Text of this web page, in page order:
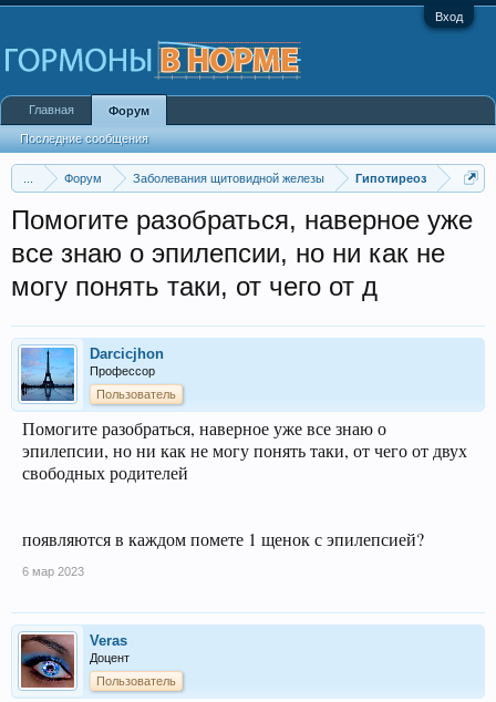
Вход
Форум Заболевания щитовидной железы Гипотиреоз
Помогите разобраться, наверное уже
все знаю о эпилепсии, но ни как не
могу понять таки, от чего от д
Darcicjhon
Профессор
Пользователь
Помогите разобраться, наверное уже все знаю о
эпилепсии, но ни как не могу понять таки, от чего от двух
свободных родителей
появляются в каждом помете 1 щенок с эпилепсией?
6 мар 2023
Veras
Доцент
Пользователь
Главная Форум
Последние сообщения